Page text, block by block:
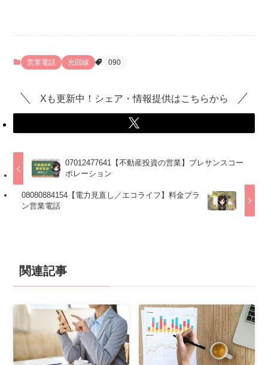
営業電話 光回線 090
Xも更新中！シェア・情報提供はこちらから
07012477641【不動産投資の営業】プレサンスコー
ポレーション
08080884154【電力見直し／エコライフ】料金プラ
ン営業電話
関連記事